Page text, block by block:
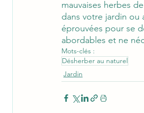
mauvaises herbes
dans votre jardin ou
éprouvées pour se
abordables et ne
Mots-clés :
Désherber au naturel
Jardin